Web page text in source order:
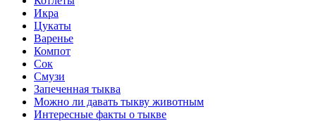
Икра
Цукаты
Варенье
Компот
Сок
Смузи
Запеченная тыква
Можно ли давать тыкву животным
Интересные факты о тыкве